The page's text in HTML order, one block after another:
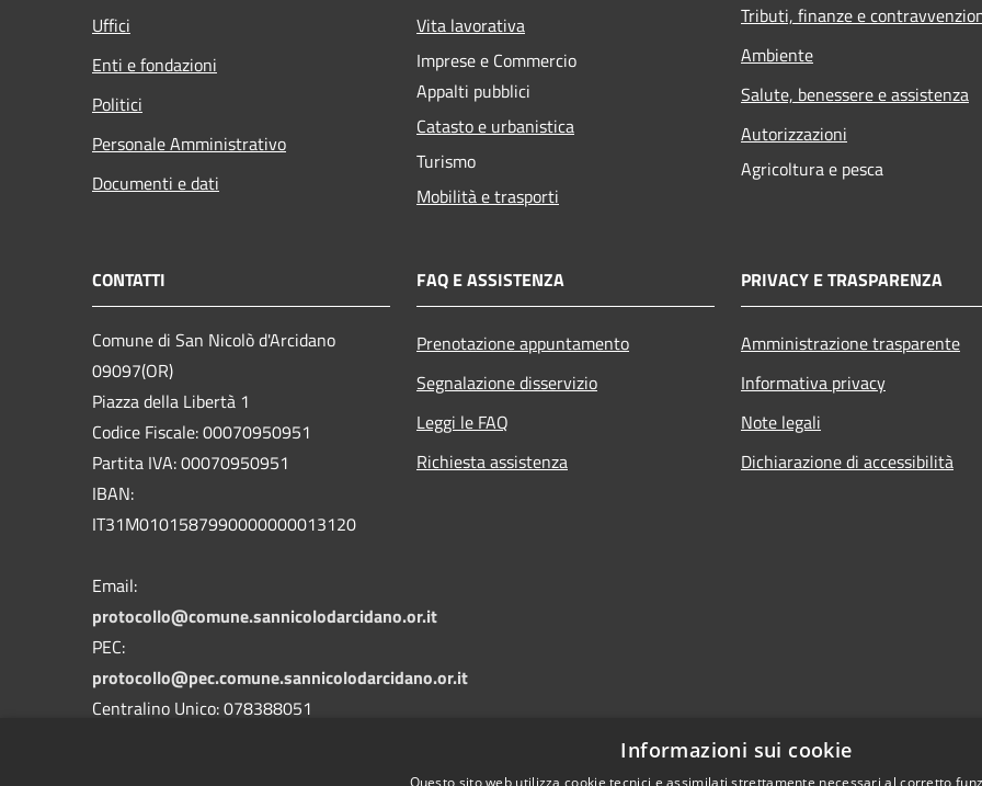
Uffici
Enti e fondazioni
Politici
Personale Amministrativo
Documenti e dati
Vita lavorativa
Imprese e Commercio
Appalti pubblici
Catasto e urbanistica
Turismo
Mobilità e trasporti
Tributi, finanze e
Ambiente
Salute, benessere e assistenza
Autorizzazioni
Agricoltura e pesca
CONTATTI
Comune di San Nicolò d'Arcidano
09097(OR)
Piazza della Libertà 1
Codice Fiscale: 00070950951
Partita IVA: 00070950951
IBAN:
IT31M0101587990000000013120
Email:
protocollo@comune.sannicolodarcidano.or.it
PEC:
protocollo@pec.comune.sannicolodarcidano.or.it
Centralino Unico: 078388051
FAQ E ASSISTENZA
Prenotazione appuntamento
Segnalazione disservizio
Leggi le FAQ
Richiesta assistenza
PRIVACY E TRASPARENZA
Amministrazione trasparente
Informativa privacy
Note legali
Dichiarazione di accessibilità
Informazioni sui cookie
Questo sito web utilizza cookie tecnici e assimilati strettamente necessari al corretto